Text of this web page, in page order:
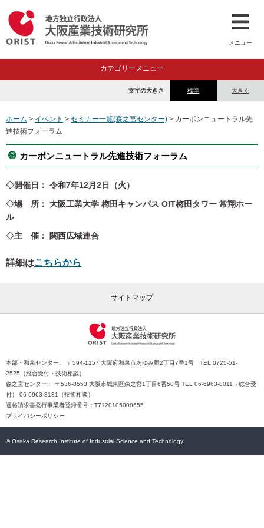
メニュー
カテゴリーメニュー
標準 大きく
文字の大きさ
ホーム > イベント > セミナー一覧(森之宮センター) > カーボンニュートラル先
進技術フォーラム
カーボンニュートラル先進技術フォーラム
◇開催日： 令和7年12月2日（火）
◇場 所： 大阪工業大学 梅田キャンパス OIT梅田タワー 常翔ホー
ル
◇主 催： 関西広域連合
詳細はこちらから
サイトマップ
本部・和泉センター: 〒594-1157 大阪府和泉市あゆみ野2丁目7番1号 TEL 0725-51-
2525（総合受付・技術相談）
森之宮センター: 〒536-8553 大阪市城東区森之宮1丁目6番50号 TEL 06-6963-8011（総合受
付） 06-6963-8181（技術相談）
適格請求書発行事業者登録番号：T7120105008655
プライバシーポリシー
© Osaka Research Institute of Industrial Science and Technology.